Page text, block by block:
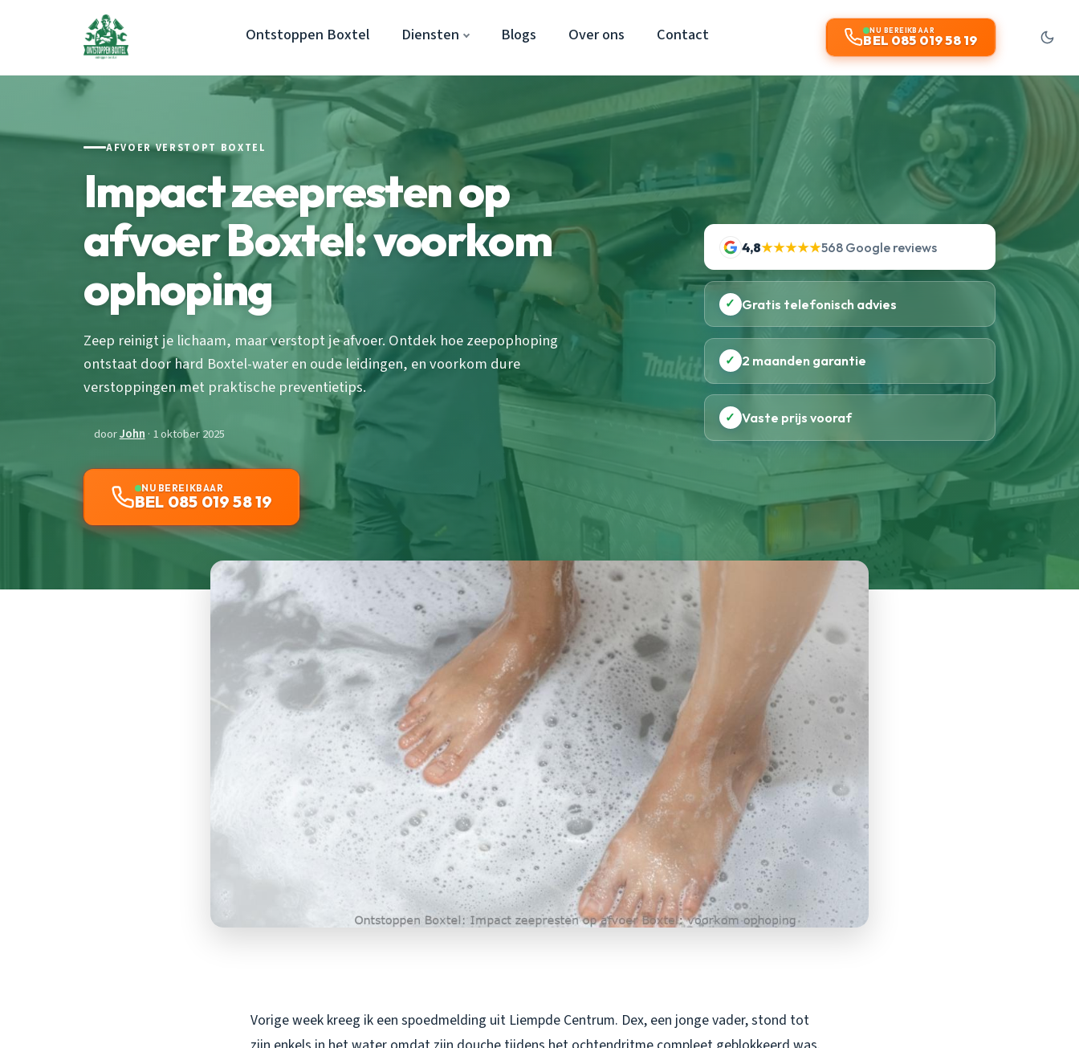
Ontstoppen Boxtel Diensten Blogs Over ons Contact NU BEREIKBAAR
BEL 085 019 58 19
AFVOER VERSTOPT BOXTEL
Impact zeepresten op
afvoer Boxtel: voorkom
ophoping
Zeep reinigt je lichaam, maar verstopt je afvoer. Ontdek hoe zeepophoping
ontstaat door hard Boxtel-water en oude leidingen, en voorkom dure
verstoppingen met praktische preventietips.
doorJohn · 1 oktober 2025
NU BEREIKBAAR
BEL 085 019 58 19
4,8★★★★★568 Google reviews
✓ Gratis telefonisch advies
✓ 2 maanden garantie
✓ Vaste prijs vooraf
Vorige week kreeg ik een spoedmelding uit Liempde Centrum. Dex, een jonge vader, stond tot